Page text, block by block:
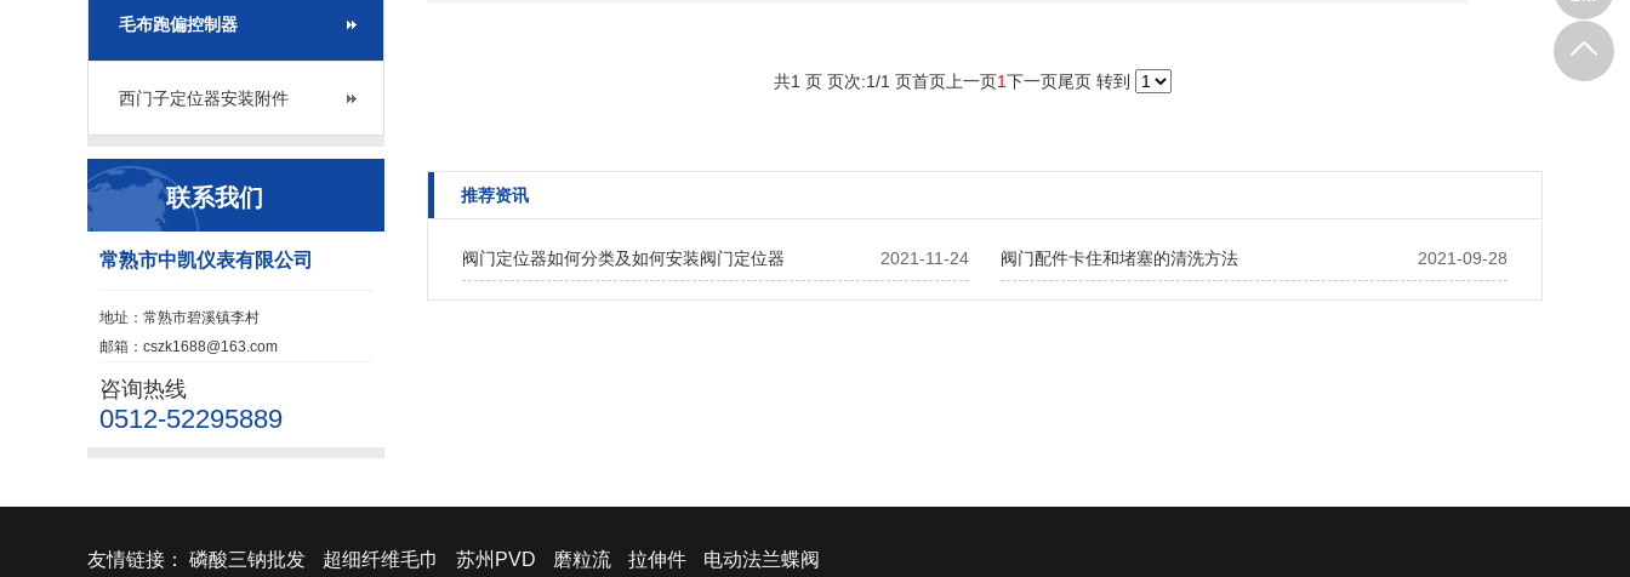
毛布跑偏控制器
西门子定位器安装附件
联系我们
常熟市中凯仪表有限公司
地址：常熟市碧溪镇李村
邮箱：cszk1688@163.com
咨询热线
0512-52295889
共1 页 页次:1/1 页首页 上一页1下一页尾页 转到
推荐资讯
2021-11-24
阀门定位器如何分类及如何安装阀门定位器 2021-09-28
阀门配件卡住和堵塞的清洗方法
友情链接： 磷酸三钠批发 超细纤维毛巾 苏州PVD 磨粒流 拉伸件 电动法兰蝶阀